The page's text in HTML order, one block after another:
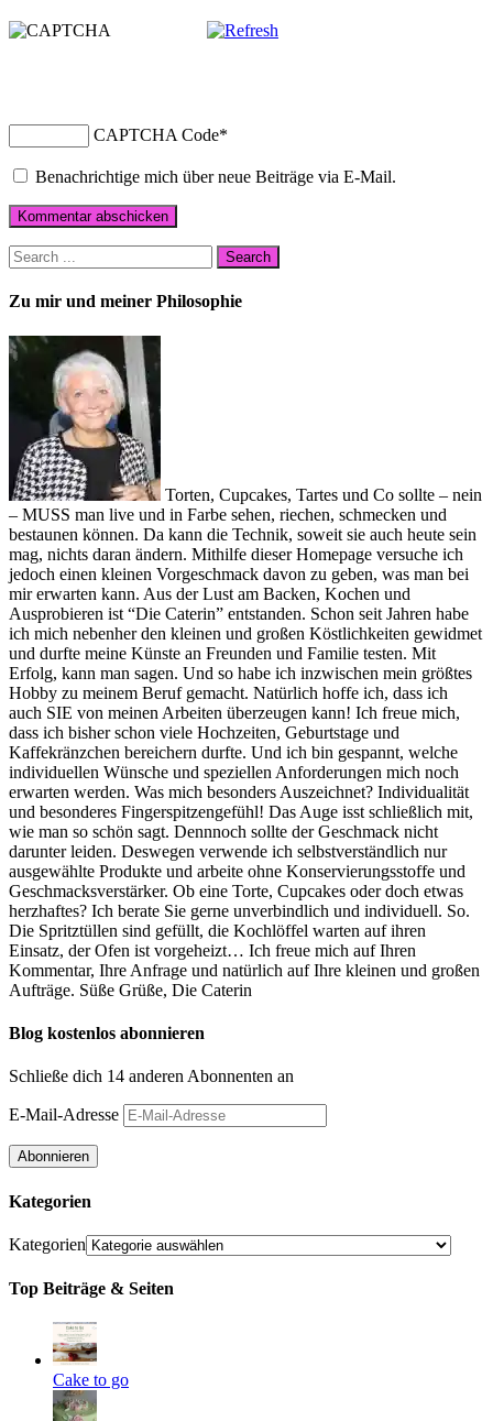
CAPTCHA Code*
Benachrichtige mich über neue Beiträge via E-Mail.
Zu mir und meiner Philosophie
Torten, Cupcakes, Tartes und Co sollte – nein
– MUSS man live und in Farbe sehen, riechen, schmecken und
bestaunen können. Da kann die Technik, soweit sie auch heute sein
mag, nichts daran ändern. Mithilfe dieser Homepage versuche ich
jedoch einen kleinen Vorgeschmack davon zu geben, was man bei
mir erwarten kann. Aus der Lust am Backen, Kochen und
Ausprobieren ist “Die Caterin” entstanden. Schon seit Jahren habe
ich mich nebenher den kleinen und großen Köstlichkeiten gewidmet
und durfte meine Künste an Freunden und Familie testen. Mit
Erfolg, kann man sagen. Und so habe ich inzwischen mein größtes
Hobby zu meinem Beruf gemacht. Natürlich hoffe ich, dass ich
auch SIE von meinen Arbeiten überzeugen kann! Ich freue mich,
dass ich bisher schon viele Hochzeiten, Geburtstage und
Kaffekränzchen bereichern durfte. Und ich bin gespannt, welche
individuellen Wünsche und speziellen Anforderungen mich noch
erwarten werden. Was mich besonders Auszeichnet? Individualität
und besonderes Fingerspitzengefühl! Das Auge isst schließlich mit,
wie man so schön sagt. Dennnoch sollte der Geschmack nicht
darunter leiden. Deswegen verwende ich selbstverständlich nur
ausgewählte Produkte und arbeite ohne Konservierungsstoffe und
Geschmacksverstärker. Ob eine Torte, Cupcakes oder doch etwas
herzhaftes? Ich berate Sie gerne unverbindlich und individuell. So.
Die Spritztüllen sind gefüllt, die Kochlöffel warten auf ihren
Einsatz, der Ofen ist vorgeheizt… Ich freue mich auf Ihren
Kommentar, Ihre Anfrage und natürlich auf Ihre kleinen und großen
Aufträge. Süße Grüße, Die Caterin
Blog kostenlos abonnieren
Schließe dich 14 anderen Abonnenten an
E-Mail-Adresse
Abonnieren
Kategorien
Kategorien
Top Beiträge & Seiten
Cake to go